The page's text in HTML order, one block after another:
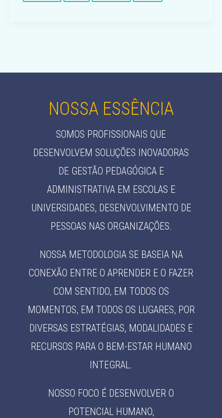
NOSSA ESSÊNCIA
SOMOS PROFISSIONAIS QUE
DESENVOLVEM SOLUÇÕES INOVADORAS
DE GESTÃO PEDAGÓGICA E
ADMINISTRATIVA EM ESCOLAS E
UNIVERSIDADES, DESENVOLVIMENTO DE
PESSOAS NAS ORGANIZAÇÕES.
NOSSA METODOLOGIA SE BASEIA NA
CONEXÃO ENTRE O APRENDER E O FAZER
COM SENTIDO, EM TODOS OS
MOMENTOS, EM TODOS OS LUGARES, POR
DIVERSAS ESTRATÉGIAS, MODALIDADES E
RECURSOS PARA O BEM-ESTAR HUMANO
INTEGRAL.
NOSSO FOCO É DESENVOLVER O
POTENCIAL HUMANO,